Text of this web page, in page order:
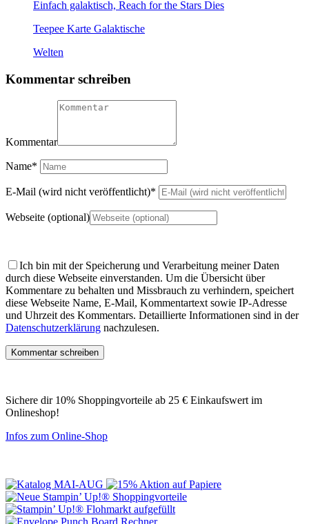
Teepee Karte Galaktische
Welten
Kommentar schreiben
Kommentar
Name*
E-Mail (wird nicht veröffentlicht)*
Webseite (optional)
Ich bin mit der Speicherung und Verarbeitung meiner Daten
durch diese Webseite einverstanden. Um die Übersicht über
Kommentare zu behalten und Missbrauch zu verhindern, speichert
diese Webseite Name, E-Mail, Kommentartext sowie IP-Adresse
und Uhrzeit des Kommentars. Detaillierte Informationen sind in der
Datenschutzerklärung nachzulesen.
Sichere dir 10% Shoppingvorteile ab 25 € Einkaufswert im
Onlineshop!
Infos zum Online-Shop